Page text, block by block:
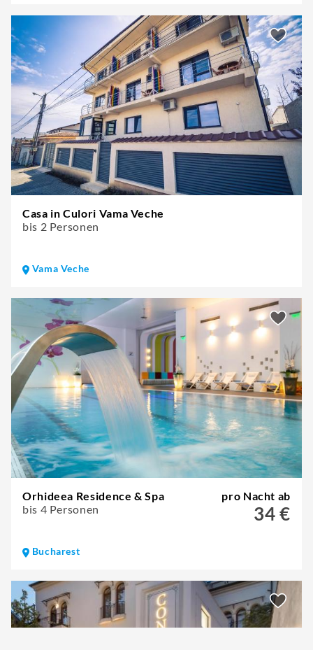
Casa in Culori Vama Veche
bis 2 Personen
Vama Veche
Orhideea Residence & Spa
bis 4 Personen
pro Nacht ab
34 €
Bucharest